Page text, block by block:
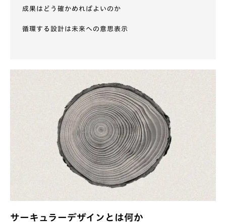
成果はどう確かめればよいのか
循環する設計は未来への意思表示
サーキュラーデザインとは何か